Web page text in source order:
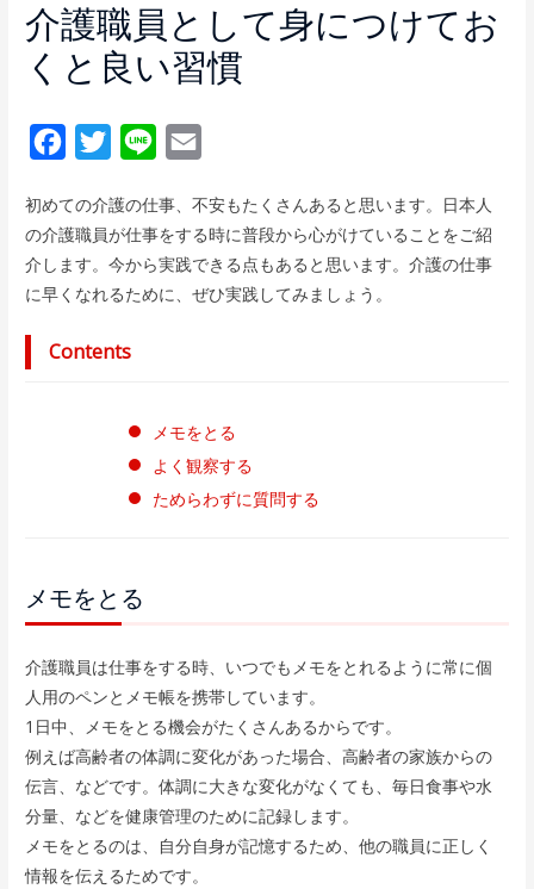
介護職員として身につけてお
くと良い習慣
c
e
b
o
T
i
t
t
r
n
e
a
i
l
初めての介護の仕事、不安もたくさんあると思います。日本人
の介護職員が仕事をする時に普段から心がけていることをご紹
介します。今から実践できる点もあると思います。介護の仕事
に早くなれるために、ぜひ実践してみましょう。
Contents
メモをとる
よく観察する
ためらわずに質問する
メモをとる
介護職員は仕事をする時、いつでもメモをとれるように常に個
人用のペンとメモ帳を携帯しています。
1日中、メモをとる機会がたくさんあるからです。
例えば高齢者の体調に変化があった場合、高齢者の家族からの
伝言、などです。体調に大きな変化がなくても、毎日食事や水
分量、などを健康管理のために記録します。
メモをとるのは、自分自身が記憶するため、他の職員に正しく
情報を伝えるためです。